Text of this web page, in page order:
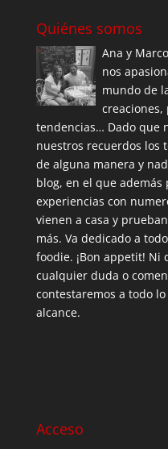
Quiénes somos
Ana y
nos
mundo de
tendencias… Dado que
nuestros recuerdos los
de alguna manera y
blog, en el que
experiencias con
vienen a casa y
más. Va dedicado a
foodie. ¡Bon appetit! Ni
cualquier duda o
contestaremos a todo
alcance.
Acceso